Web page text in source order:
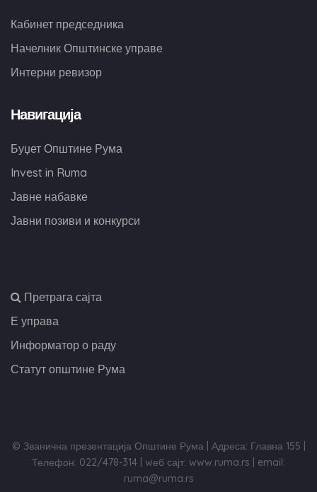
Кабинет председника
Начелник Општинске управе
Интерни ревизор
Навигација
Буџет Општине Рума
Invest in Ruma
Јавне набавке
Јавни позиви и конкурси
Претрага сајта
Е управа
Информатор о раду
Статут општине Рума
© Званична презентација Општине Рума | Адреса: Главна 155 |
Телефон: 022/478-314 | wеб сајт: www.ruma.rs | email:
ruma@ruma.rs